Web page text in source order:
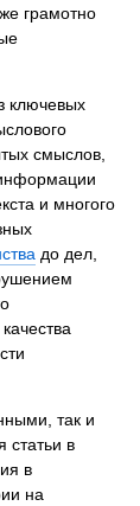
грамотно
ключевых
смыслов,
и многого
до дел,
так и
статьи в
в
на